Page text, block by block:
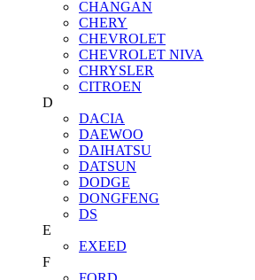
CHANGAN
CHERY
CHEVROLET
CHEVROLET NIVA
CHRYSLER
CITROEN
D
DACIA
DAEWOO
DAIHATSU
DATSUN
DODGE
DONGFENG
DS
E
EXEED
F